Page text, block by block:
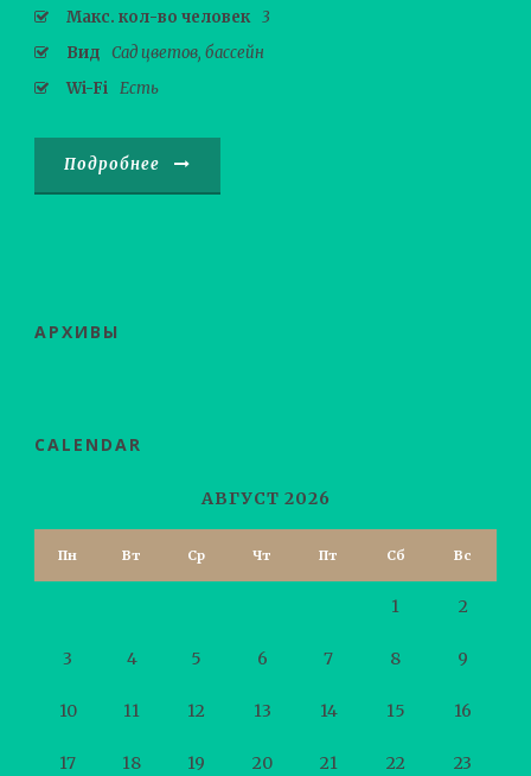
Макс. кол-во человек 3
Вид Сад цветов, бассейн
Wi-Fi Есть
Подробнее
АРХИВЫ
CALENDAR
АВГУСТ 2026
Пн Вт Ср Чт Пт Сб Вс
1 2
3 4 5 6 7 8 9
10 11 12 13 14 15 16
17 18 19 20 21 22 23